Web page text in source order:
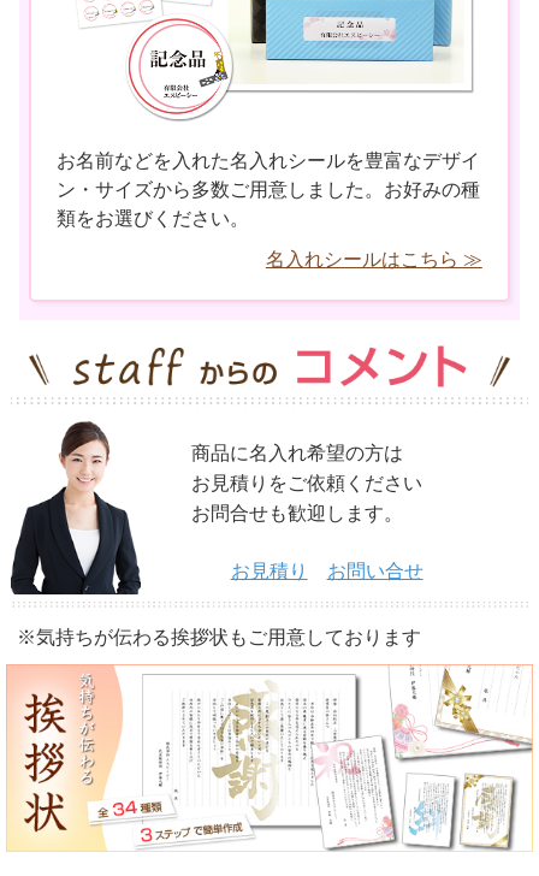
お名前などを入れた名入れシールを豊富なデザイ
ン・サイズから多数ご用意しました。お好みの種
類をお選びください。
名入れシールはこちら ≫
商品に名入れ希望の方は
お見積りをご依頼ください
お問合せも歓迎します。
お見積り お問い合せ
※気持ちが伝わる挨拶状もご用意しております